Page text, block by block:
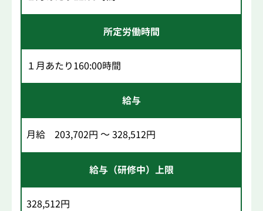
所定労働時間
１月あたり160:00時間
給与
月給 203,702円 ～ 328,512円
給与（研修中）上限
328,512円